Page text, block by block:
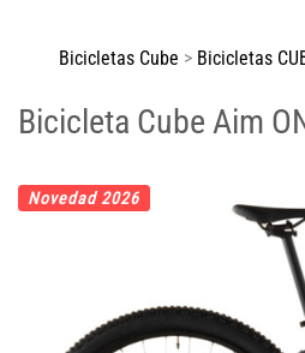
Bicicletas Cube > Bicicletas
Bicicleta Cube Aim
Novedad 2026